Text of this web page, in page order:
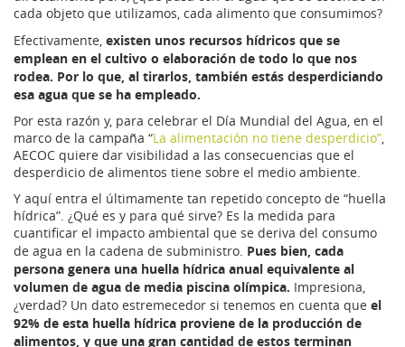
cada objeto que utilizamos, cada alimento que consumimos?
Efectivamente, existen unos recursos hídricos que se
emplean en el cultivo o elaboración de todo lo que nos
rodea. Por lo que, al tirarlos, también estás desperdiciando
esa agua que se ha empleado.
Por esta razón y, para celebrar el Día Mundial del Agua, en el
marco de la campaña “La alimentación no tiene desperdicio”,
AECOC quiere dar visibilidad a las consecuencias que el
desperdicio de alimentos tiene sobre el medio ambiente.
Y aquí entra el últimamente tan repetido concepto de “huella
hídrica”. ¿Qué es y para qué sirve? Es la medida para
cuantificar el impacto ambiental que se deriva del consumo
de agua en la cadena de subministro. Pues bien, cada
persona genera una huella hídrica anual equivalente al
volumen de agua de media piscina olímpica. Impresiona,
¿verdad? Un dato estremecedor si tenemos en cuenta que el
92% de esta huella hídrica proviene de la producción de
alimentos, y que una gran cantidad de estos terminan